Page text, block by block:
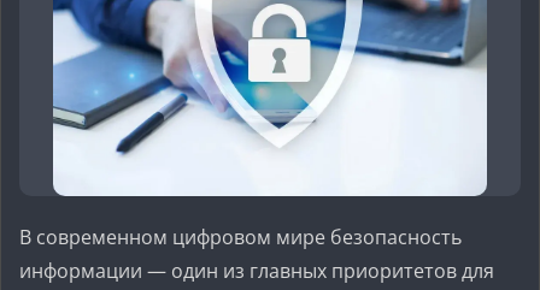
В современном цифровом мире безопасность
информации — один из главных приоритетов для